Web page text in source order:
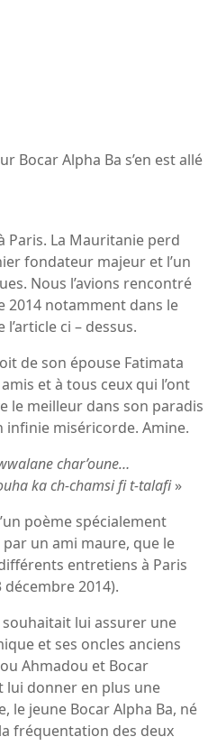
Bocar Alpha Ba s’en est allé
Paris. La Mauritanie perd
fondateur majeur et l’un
Nous l’avions rencontré
2014 notamment dans le
ci – dessus.
de son épouse Fatimata
et à tous ceux qui l’ont
le meilleur dans son paradis
infinie miséricorde. Amine.
char’oune…
ka ch-chamsi fi t-talafi»
poème spécialement
un ami maure, que le
entretiens à Paris
2014).
lui assurer une
et ses oncles anciens
Ahmadou et Bocar
lui donner en plus une
le jeune Bocar Alpha Ba, né
fréquentation des deux